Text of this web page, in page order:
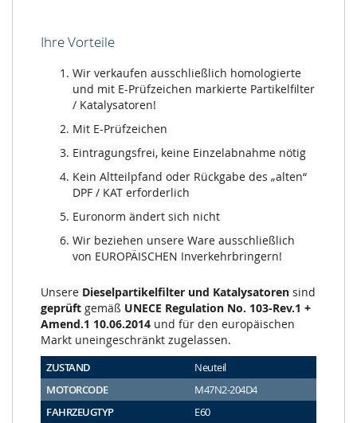
Ihre Vorteile
Wir verkaufen ausschließlich homologierte
und mit E-Prüfzeichen markierte Partikelfilter
/ Katalysatoren!
Mit E-Prüfzeichen
Eintragungsfrei, keine Einzelabnahme nötig
Kein Altteilpfand oder Rückgabe des „alten“
DPF / KAT erforderlich
Euronorm ändert sich nicht
Wir beziehen unsere Ware ausschließlich
von EUROPÄISCHEN Inverkehrbringern!
Unsere Dieselpartikelfilter und Katalysatoren sind
geprüft gemäß UNECE Regulation No. 103-Rev.1 +
Amend.1 10.06.2014 und für den europäischen
Markt uneingeschränkt zugelassen.
ZUSTAND
Neuteil
MOTORCODE
M47N2-204D4
FAHRZEUGTYP
E60